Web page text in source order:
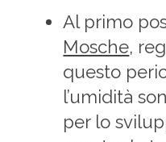
Al primo
Mosche,
questo
l’umidità
per lo